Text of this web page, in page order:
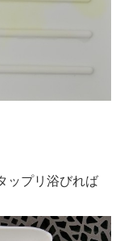
ップリ浴びれば